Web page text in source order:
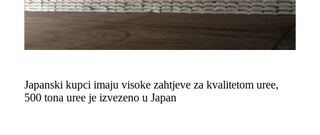
Japanski kupci imaju visoke zahtjeve za kvalitetom uree,
500 tona uree je izvezeno u Japan